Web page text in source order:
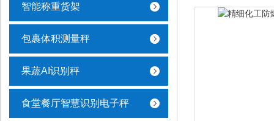
智能称重货架
包裹体积测量秤
果蔬AI识别秤
食堂餐厅智慧识别电子秤